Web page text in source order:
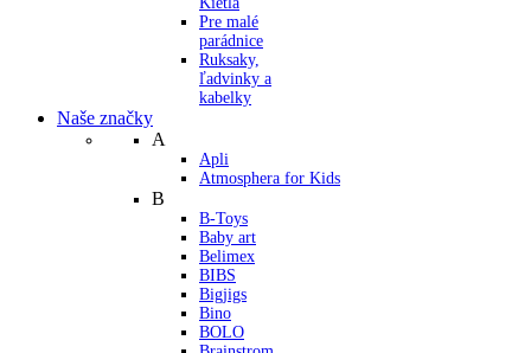
Pre malé
parádnice
Ruksaky,
ľadvinky a
kabelky
Naše značky
A
Apli
Atmosphera for Kids
B
B-Toys
Baby art
Belimex
BIBS
Bigjigs
Bino
BOLO